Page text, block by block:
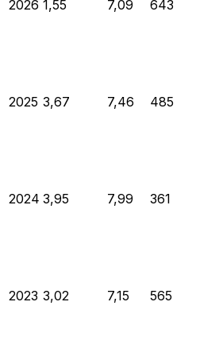
2026 1,55 7,09 643
2025 3,67 7,46 485
2024 3,95 7,99 361
2023 3,02 7,15 565